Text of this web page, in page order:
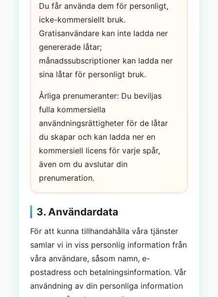
Du får använda dem för personligt,
icke-kommersiellt bruk.
Gratisanvändare kan inte ladda ner
genererade låtar;
månadssubscriptioner kan ladda ner
sina låtar för personligt bruk.
Årliga prenumeranter: Du beviljas
fulla kommersiella
användningsrättigheter för de låtar
du skapar och kan ladda ner en
kommersiell licens för varje spår,
även om du avslutar din
prenumeration.
3. Användardata
För att kunna tillhandahålla våra tjänster
samlar vi in viss personlig information från
våra användare, såsom namn, e-
postadress och betalningsinformation. Vår
användning av din personliga information